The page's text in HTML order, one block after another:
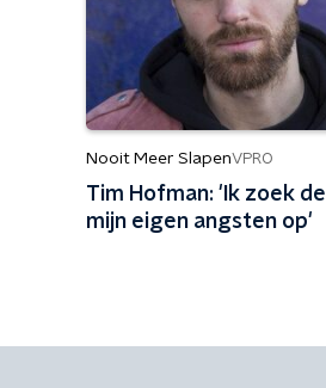
Nooit Meer SlapenVPRO
Tim Hofman: 'Ik zoek
mijn eigen angsten op'